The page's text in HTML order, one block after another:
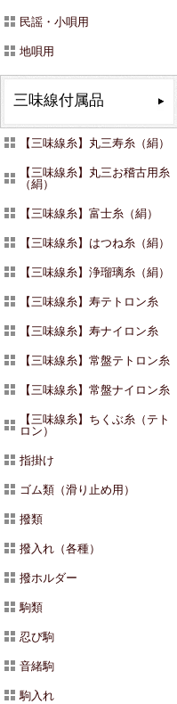
民謡・小唄用
地唄用
三味線付属品
【三味線糸】丸三寿糸（絹）
【三味線糸】丸三お稽古用糸
（絹）
【三味線糸】富士糸（絹）
【三味線糸】はつね糸（絹）
【三味線糸】浄瑠璃糸（絹）
【三味線糸】寿テトロン糸
【三味線糸】寿ナイロン糸
【三味線糸】常盤テトロン糸
【三味線糸】常盤ナイロン糸
【三味線糸】ちくぶ糸（テト
ロン）
指掛け
ゴム類（滑り止め用）
撥類
撥入れ（各種）
撥ホルダー
駒類
忍び駒
音緒駒
駒入れ